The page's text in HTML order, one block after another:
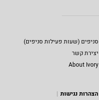
סניפים (שעות פעילות סניפים)
יצירת קשר
About Ivory
הצהרות נגישות